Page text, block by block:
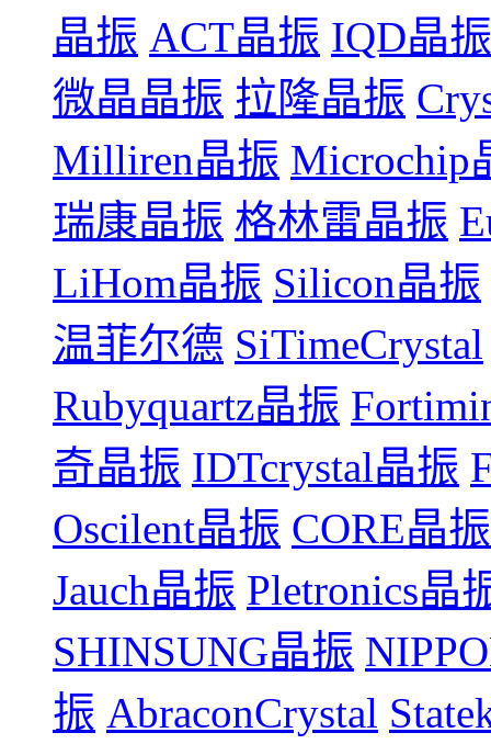
晶振 ACT晶振 IQD晶振
微晶晶振 拉隆晶振
Milliren晶振 Microchip
瑞康晶振 格林雷晶振
LiHom晶振 Silicon晶振
温菲尔德 SiTimeCrystal
Rubyquartz晶振
奇晶振 IDTcrystal晶振
Oscilent晶振 CORE晶振
Jauch晶振 Pletronics晶
SHINSUNG晶振
振 AbraconCrystal